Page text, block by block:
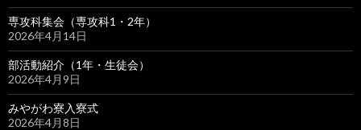
専攻科集会（専攻科1・2年）
2026年4月14日
部活動紹介（1年・生徒会）
2026年4月9日
みやがわ寮入寮式
2026年4月8日